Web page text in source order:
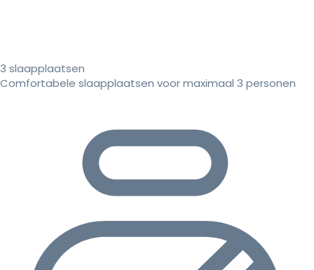
3 slaapplaatsen
Comfortabele slaapplaatsen voor maximaal 3 personen